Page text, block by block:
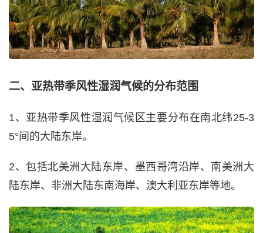
二、亚热带季风性湿润气候的分布范围
1、亚热带季风性湿润气候区主要分布在南北纬25-3
5°间的大陆东岸。
2、包括北美洲大陆东岸、墨西哥湾沿岸、南美洲大
陆东岸、非洲大陆东南海岸、澳大利亚东岸等地。